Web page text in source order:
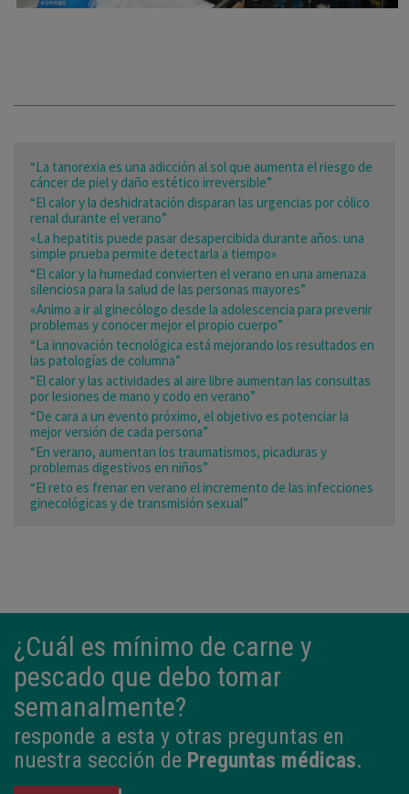
“La tanorexia es una adicción al sol que aumenta el riesgo de
cáncer de piel y daño estético irreversible”
“El calor y la deshidratación disparan las urgencias por cólico
renal durante el verano”
«La hepatitis puede pasar desapercibida durante años: una
simple prueba permite detectarla a tiempo»
“El calor y la humedad convierten el verano en una amenaza
silenciosa para la salud de las personas mayores”
«Animo a ir al ginecólogo desde la adolescencia para prevenir
problemas y conocer mejor el propio cuerpo”
“La innovación tecnológica está mejorando los resultados en
las patologías de columna”
“El calor y las actividades al aire libre aumentan las consultas
por lesiones de mano y codo en verano”
“De cara a un evento próximo, el objetivo es potenciar la
mejor versión de cada persona”
“En verano, aumentan los traumatismos, picaduras y
problemas digestivos en niños”
“El reto es frenar en verano el incremento de las infecciones
ginecológicas y de transmisión sexual”
¿Cuál es mínimo de carne y
pescado que debo tomar
semanalmente?
responde a esta y otras preguntas en
nuestra sección de Preguntas médicas.